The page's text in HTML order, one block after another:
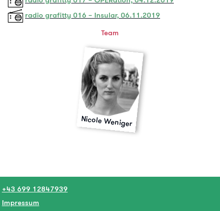
radio grafitty 016 – Insular, 06.11.2019
Team
Nicole Weniger
+43 699 12847939
Impressum